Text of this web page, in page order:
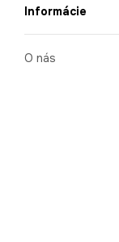
Informácie
O nás